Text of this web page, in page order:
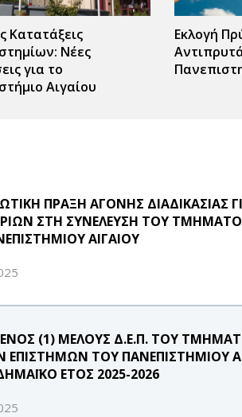
Κατατάξεις
Νέες
για το
Αιγαίου
Εκλογή
ΠΡΑΞΗ ΑΓΟΝΗΣ
ΣΤΗ ΣΥΝΕΛΕΥΣΗ ΤΟΥ
ΑΙΓΑΙΟΥ
ΕΝΟΣ (1) ΜΕΛΟΥΣ Δ.Ε.Π. ΤΟΥ
ΕΠΙΣΤΗΜΩΝ ΤΟΥ ΠΑΝΕΠΙΣΤΗΜΙΟΥ
ΕΤΟΣ 2025-2026